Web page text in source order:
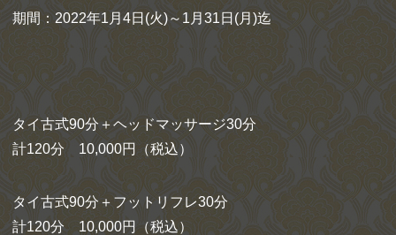
期間：2022年1月4日(火)～1月31日(月)迄
タイ古式90分＋ヘッドマッサージ30分
計120分 10,000円（税込）
タイ古式90分＋フットリフレ30分
計120分 10,000円（税込）